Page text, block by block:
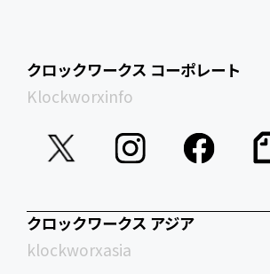
クロックワークス コーポレート
Klockworxinfo
クロックワークス アジア
klockworxasia